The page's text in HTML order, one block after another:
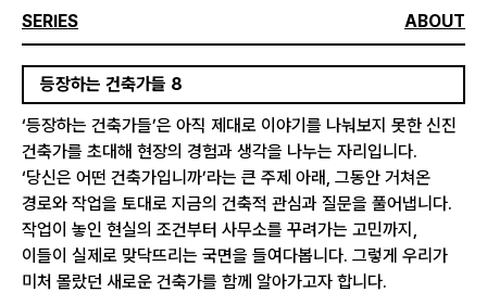
SERIES ABOUT
등장하는 건축가들 8
‘등장하는 건축가들’은 아직 제대로 이야기를 나눠보지 못한 신진
건축가를 초대해 현장의 경험과 생각을 나누는 자리입니다.
‘당신은 어떤 건축가입니까’라는 큰 주제 아래, 그동안 거쳐온
경로와 작업을 토대로 지금의 건축적 관심과 질문을 풀어냅니다.
작업이 놓인 현실의 조건부터 사무소를 꾸려가는 고민까지,
이들이 실제로 맞닥뜨리는 국면을 들여다봅니다. 그렇게 우리가
미처 몰랐던 새로운 건축가를 함께 알아가고자 합니다.